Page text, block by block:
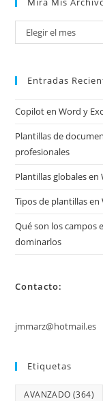
Mira
mis
Elegir el mes
Entradas
Copilot en Word y
Plantillas de
profesionales
Plantillas globales
Tipos de plantillas en
Qué son los campos
dominarlos
Contacto:
jmmarz@hotmail.es
Etiquetas
AVANZADO (364)